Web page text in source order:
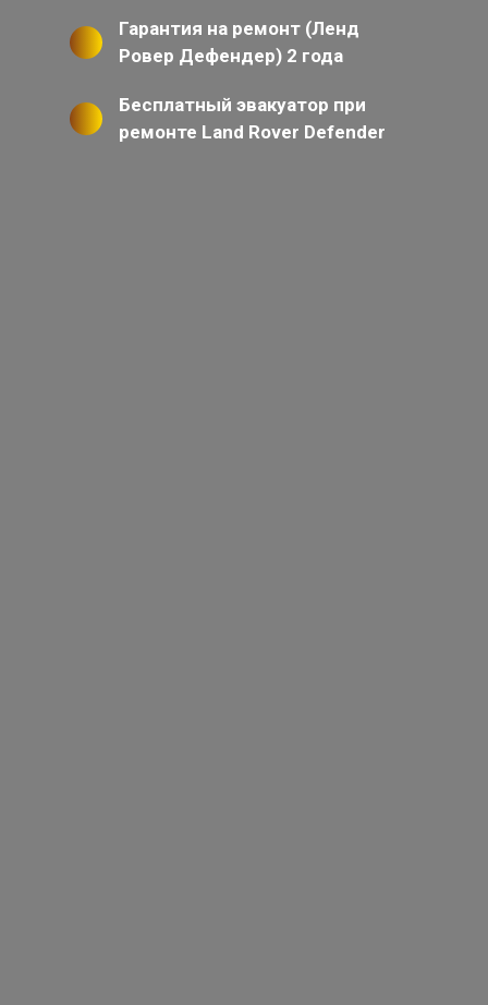
Гарантия на ремонт (Ленд
Ровер Дефендер) 2 года
Бесплатный эвакуатор при
ремонте Land Rover Defender